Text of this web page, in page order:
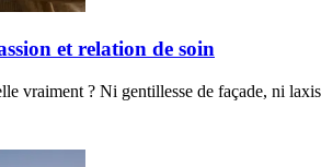
et relation de soin
vraiment ? Ni gentillesse de façade, ni